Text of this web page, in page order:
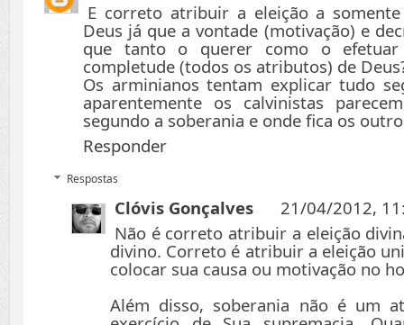
E correto atribuir a eleição a
Deus já que a vontade (motivação) e
que tanto o querer como o
completude (todos os atributos) de
Os arminianos tentam explicar tudo
aparentemente os calvinistas
segundo a soberania e onde fica os
Responder
Respostas
Clóvis Gonçalves
21/04/2012,
Não é correto atribuir a eleição
divino. Correto é atribuir a eleição
colocar sua causa ou motivação no
Além disso, soberania não é um